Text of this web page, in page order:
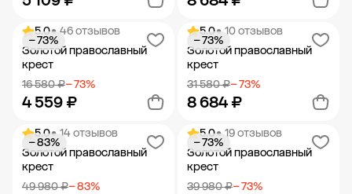
Добавить в корзину Добавить в корзину
5.0• 46 отзывов
Золотой православный
крест
16 580 ₽− 73%
4 559 ₽
− 73%
Добавить в корзину
5.0• 10 отзывов
Золотой православный
крест
31 580 ₽− 73%
8 684 ₽
− 73%
Добавить в корзину
5.0• 14 отзывов
Золотой православный
крест
49 980 ₽− 83%
− 83%
5.0• 19 отзывов
Золотой православный
крест
39 980 ₽− 73%
− 73%